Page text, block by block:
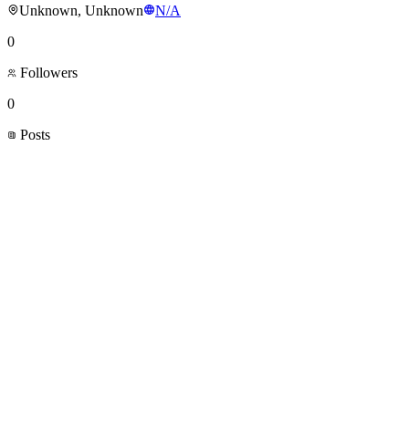
Unknown, Unknown
N/A
0
Followers
0
Posts